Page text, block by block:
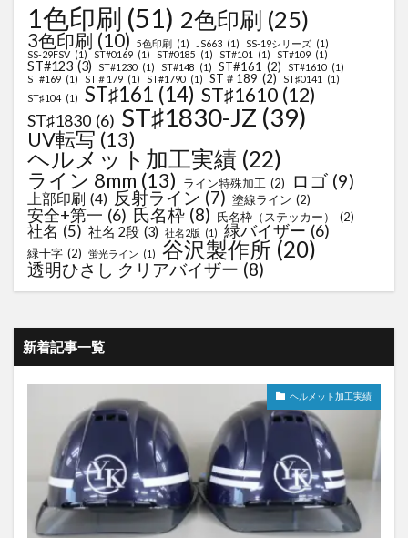
1色印刷 (51) 2色印刷 (25)
3色印刷 (10) 5色印刷 (1) JS663 (1) SS-19シリーズ (1)
SS-29FSV (1) ST#0169 (1) ST#0185 (1) ST#101 (1) ST#109 (1)
ST#123 (3) ST#1230 (1) ST#148 (1) ST#161 (2) ST#1610 (1)
ST#169 (1) ST＃179 (1) ST#1790 (1) ST＃189 (2) ST♯0141
(1)
ST♯104 (1) ST♯161 (14) ST♯1610 (12)
ST♯1830 (6) ST♯1830-JZ (39)
UV転写 (13)
ヘルメット加工実績 (22)
ライン 8mm (13) ライン特殊加工 (2) ロゴ (9)
上部印刷 (4) 反射ライン (7) 塗線ライン (2)
安全+第一 (6) 氏名枠 (8) 氏名枠（ステッカー） (2)
社名 (5) 社名 2段 (3) 社名2版 (1) 緑バイザー (6)
緑十字 (2) 蛍光ライン (1) 谷沢製作所 (20)
透明ひさし クリアバイザー (8)
新着記事一覧
ヘルメット加工実績